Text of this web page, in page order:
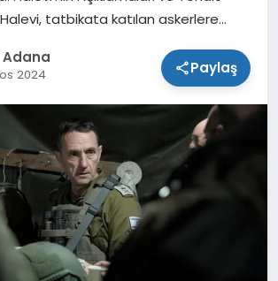
tatbikata katılan askerlere…
2024 Paylaş